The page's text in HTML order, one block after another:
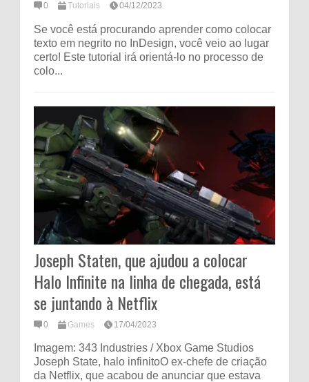
0 Tutoriais 04/12/2023
Se você está procurando aprender como colocar
texto em negrito no InDesign, você veio ao lugar
certo! Este tutorial irá orientá-lo no processo de
colo...
Joseph Staten, que ajudou a colocar
Halo Infinite na linha de chegada, está
se juntando à Netflix
0 Games 17/04/2023
Imagem: 343 Industries / Xbox Game Studios
Joseph State, halo infinitoO ex-chefe de criação
da Netflix, que acabou de anunciar que estava